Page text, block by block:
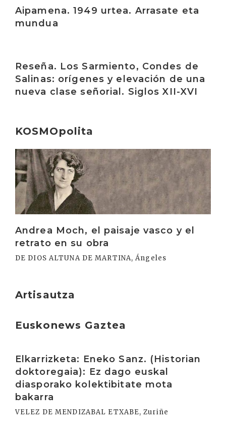
Aipamena. 1949 urtea. Arrasate eta
mundua
Reseña. Los Sarmiento, Condes de
Salinas: orígenes y elevación de una
nueva clase señorial. Siglos XII-XVI
KOSMOpolita
Andrea Moch, el paisaje vasco y el
retrato en su obra
DE DIOS ALTUNA DE MARTINA, Ángeles
Irakurri
Artisautza
Euskonews Gaztea
Elkarrizketa: Eneko Sanz. (Historian
doktoregaia): Ez dago euskal
diasporako kolektibitate mota
bakarra
VELEZ DE MENDIZABAL ETXABE, Zuriñe